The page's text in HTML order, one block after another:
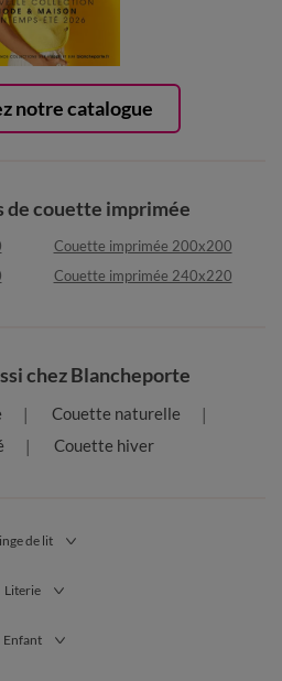
notre catalogue
de couette imprimée
Couette imprimée 200x200
Couette imprimée 240x220
chez Blancheporte
Couette naturelle
Couette hiver
de lit
Literie
Enfant